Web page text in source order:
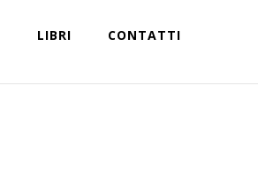
LIBRI CONTATTI